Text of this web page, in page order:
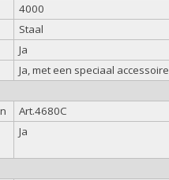
4000
Staal
Ja
Ja, met een speciaal accessoire
Art.4680C
Ja